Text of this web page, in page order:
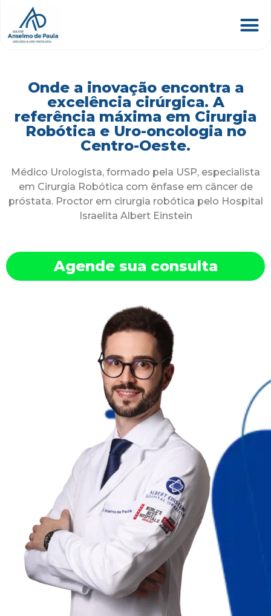
Onde a inovação encontra a
excelência cirúrgica. A
referência máxima em Cirurgia
Robótica e Uro-oncologia no
Centro-Oeste.
Médico Urologista, formado pela USP, especialista
em Cirurgia Robótica com ênfase em câncer de
próstata. Proctor em cirurgia robótica pelo Hospital
Israelita Albert Einstein
Agende sua consulta